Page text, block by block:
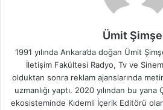
Ümit
1991 yılında Ankara’da doğan Ümit
İletişim Fakültesi Radyo, Tv ve
olduktan sonra reklam ajanslarında
uzmanlığı yaptı. 2020 yılından bu
ekosisteminde Kıdemli İçerik Editörü